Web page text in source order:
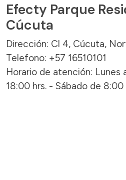
Efecty Parque
Cúcuta
Dirección: Cl 4, Cúcuta,
Telefono: +57 16510101
Horario de atención: Lunes
18:00 hrs. - Sábado de 8:00